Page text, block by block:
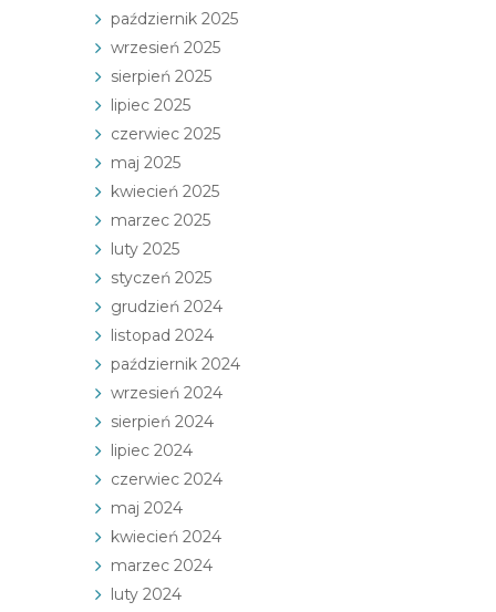
październik 2025
wrzesień 2025
sierpień 2025
lipiec 2025
czerwiec 2025
maj 2025
kwiecień 2025
marzec 2025
luty 2025
styczeń 2025
grudzień 2024
listopad 2024
październik 2024
wrzesień 2024
sierpień 2024
lipiec 2024
czerwiec 2024
maj 2024
kwiecień 2024
marzec 2024
luty 2024